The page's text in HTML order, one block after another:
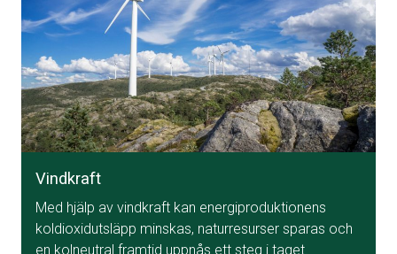
Vindkraft
Med hjälp av vindkraft kan energiproduktionens
koldioxidutsläpp minskas, naturresurser sparas och
en kolneutral framtid uppnås ett steg i taget.